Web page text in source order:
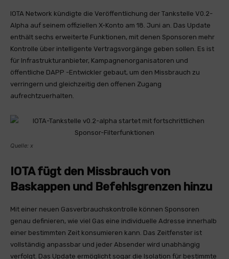
IOTA Network kündigte die Veröffentlichung der Tankstelle V0.2-
Alpha auf seinem offiziellen X-Konto am 18. Juni an. Das Update
enthält sechs erweiterte Funktionen, mit denen Sponsoren mehr
Kontrolle über intelligente Vertragsvorgänge geben sollen. Es ist
für Infrastrukturanbieter, Kampagnenorganisatoren und
öffentliche DAPP -Entwickler gebaut, um den Missbrauch zu
verringern und gleichzeitig den offenen Zugang
aufrechtzuerhalten.
Quelle: x
IOTA fügt den Missbrauch von
Baskappen und Befehlsgrenzen hinzu
Mit einer neuen Gasverbrauchskontrolle können Sponsoren
genau definieren, wie viel Gas eine individuelle Adresse innerhalb
einer bestimmten Zeit konsumieren kann. Das Zeitfenster ist
vollständig anpassbar und jeder Absender wird unabhängig
verfolgt. Das Update ermöglicht sogar die Isolation für bestimmte